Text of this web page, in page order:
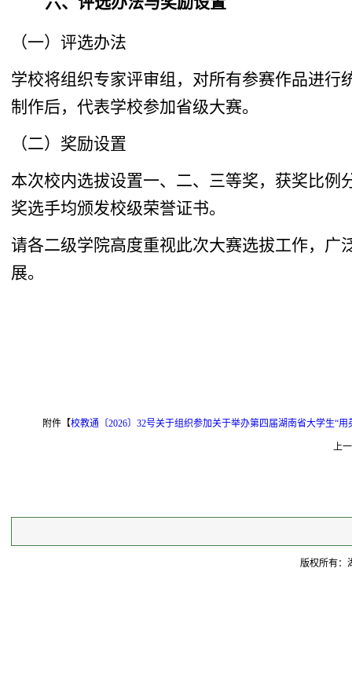
（一）评选办法
学校将组织专家评审组，对所有参赛作品进行
制作后，代表学校参加省级大赛。
（二）奖励设置
本次校内选拔设置一、二、三等奖，获奖比例
奖选手均颁发校级荣誉证书。
请各二级学院高度重视此次大赛选拔工作，
展。
附件【校教通〔2026〕32号关于组织参加关于举办第四届湖南省大学生“
上
版权所有：